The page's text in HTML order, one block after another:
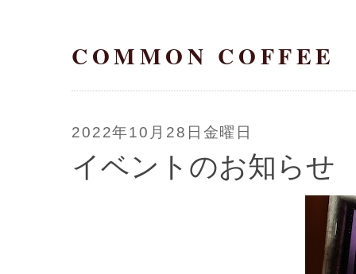
COMMON COFFEE
2022年10月28日金曜日
イベントのお知らせ